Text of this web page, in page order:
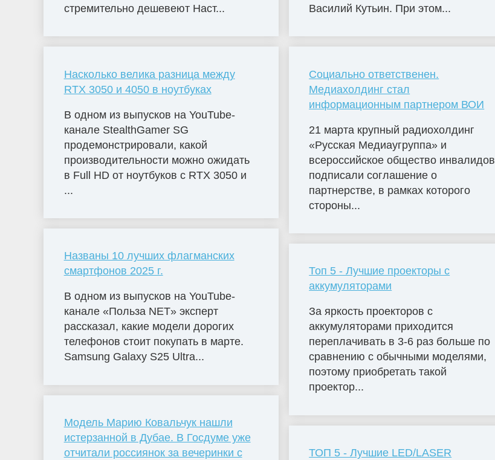
стремительно дешевеют Наст...
Насколько велика разница между
RTX 3050 и 4050 в ноутбуках
В одном из выпусков на YouTube-
канале StealthGamer SG
продемонстрировали, какой
производительности можно ожидать
в Full HD от ноутбуков с RTX 3050 и
...
Названы 10 лучших флагманских
смартфонов 2025 г.
В одном из выпусков на YouTube-
канале «Польза NET» эксперт
рассказал, какие модели дорогих
телефонов стоит покупать в марте.
Samsung Galaxy S25 Ultra...
Модель Марию Ковальчук нашли
истерзанной в Дубае. В Госдуме уже
отчитали россиянок за вечеринки с
Василий Кутьин. При этом...
Социально ответственен.
Медиахолдинг стал
информационным партнером ВОИ
21 марта крупный радиохолдинг
«Русская Медиаугруппа» и
всероссийское общество инвалидов
подписали соглашение о
партнерстве, в рамках которого
стороны...
Топ 5 - Лучшие проекторы с
аккумуляторами
За яркость проекторов с
аккумуляторами приходится
переплачивать в 3-6 раз больше по
сравнению с обычными моделями,
поэтому приобретать такой
проектор...
ТОП 5 - Лучшие LED/LASER